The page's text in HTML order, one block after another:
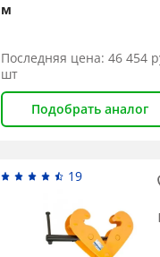
м
Последняя цена:46 454
шт
Подобрать аналог
19